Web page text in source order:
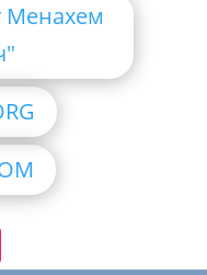
Менахем